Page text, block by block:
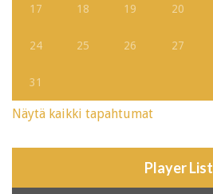
17 18 19 20
24 25 26 27
31
Näytä kaikki tapahtumat
Player List